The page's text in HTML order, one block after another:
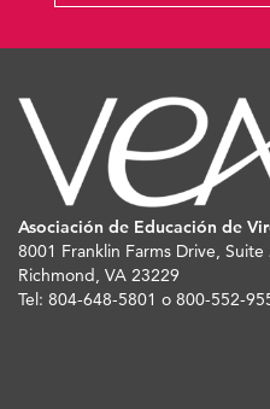
Asociación de Educación de
8001 Franklin Farms Drive, Suite
Richmond, VA 23229
Tel: 804-648-5801 o 800-552-